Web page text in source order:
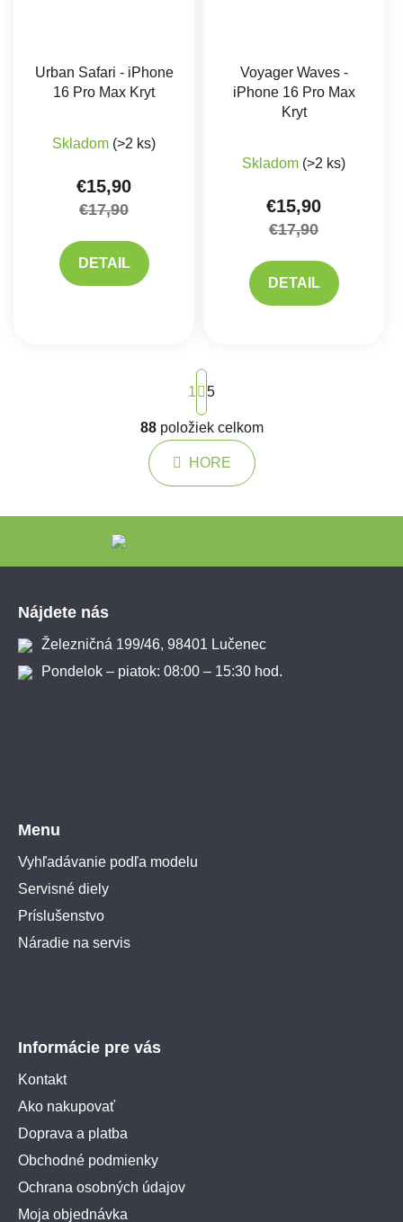
Urban Safari - iPhone
16 Pro Max Kryt
Skladom (>2 ks)
€15,90
€17,90
DETAIL
Voyager Waves -
iPhone 16 Pro Max
Kryt
Skladom (>2 ks)
€15,90
€17,90
DETAIL
Ovládacie prvky výpisu
Stránkovanie
1 5
88položiek celkom
HORE
Nájdete nás
Železničná 199/46, 98401 Lučenec
Pondelok – piatok: 08:00 – 15:30 hod.
Menu
Vyhľadávanie podľa modelu
Servisné diely
Príslušenstvo
Náradie na servis
Informácie pre vás
Kontakt
Ako nakupovať
Doprava a platba
Obchodné podmienky
Ochrana osobných údajov
Moja objednávka